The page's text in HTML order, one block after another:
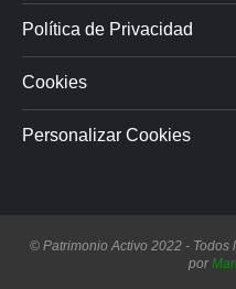
Política de Privacidad
Cookies
Personalizar Cookies
© Patrimonio Activo 2022 -
por